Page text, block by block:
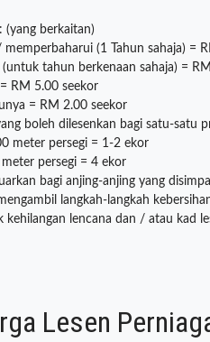
(yang berkaitan)
memperbaharui (1 Tahun sahaja) =
(untuk tahun berkenaan sahaja) =
= RM 5.00 seekor
= RM 2.00 seekor
boleh dilesenkan bagi satu-satu
meter persegi = 1-2 ekor
persegi = 4 ekor
bagi anjing-anjing yang
langkah-langkah
kehilangan lencana dan / atau kad
Lesen